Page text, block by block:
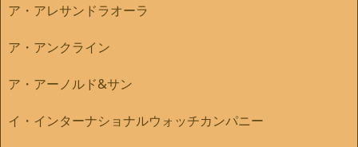
ア・アレサンドラオーラ
ア・アンクライン
ア・アーノルド&サン
イ・インターナショナルウォッチカンパニー